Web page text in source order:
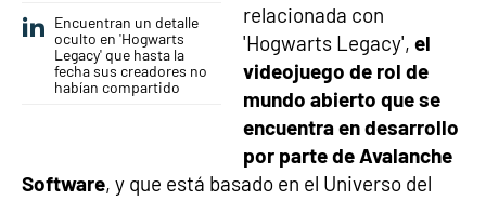
Encuentran un detalle
oculto en 'Hogwarts
Legacy' que hasta la
fecha sus creadores no
habían compartido
relacionada con
'Hogwarts Legacy', el
videojuego de rol de
mundo abierto que se
encuentra en desarrollo
por parte de Avalanche
Software, y que está basado en el Universo del